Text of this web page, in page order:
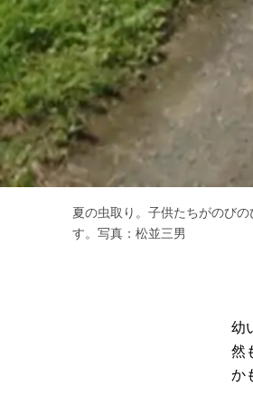
夏の虫取り。子供たちがのび
す。写真：松並三男
幼
然
か